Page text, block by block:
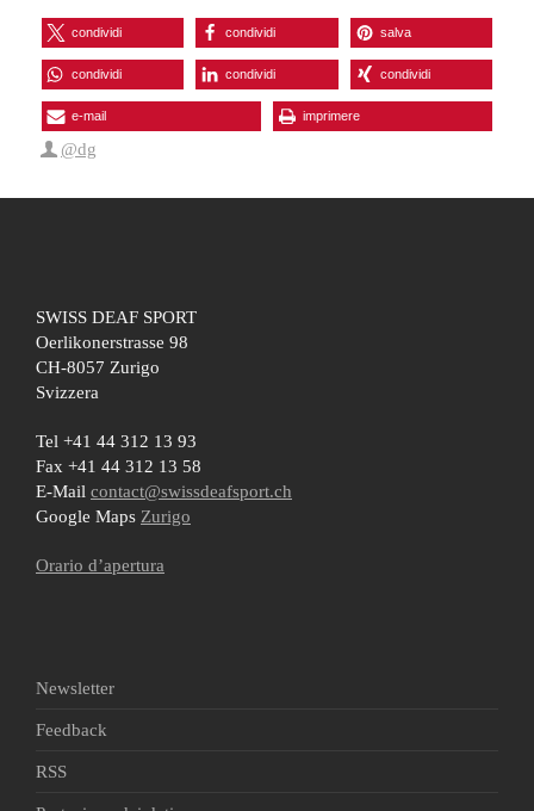
condividi condividi salva
condividi condividi condividi
e-mail imprimere
@dg
SWISS DEAF SPORT
Oerlikonerstrasse 98
CH-8057 Zurigo
Svizzera
Tel +41 44 312 13 93
Fax +41 44 312 13 58
E-Mail contact@swissdeafsport.ch
Google Maps Zurigo
Orario d’apertura
Newsletter
Feedback
RSS